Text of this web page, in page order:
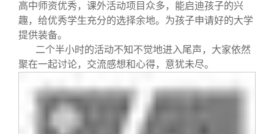
高中师资优秀，课外活动项目众多，能启迪孩子的兴
趣，给优秀学生充分的选择余地。为孩子申请好的大学
提供装备。
二个半小时的活动不知不觉地进入尾声，大家依然
聚在一起讨论，交流感想和心得，意犹未尽。